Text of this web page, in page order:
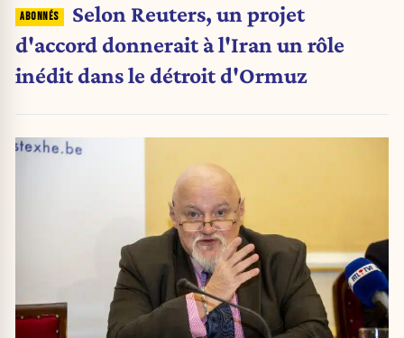
Selon Reuters, un projet
d'accord donnerait à l'Iran un rôle
inédit dans le détroit d'Ormuz